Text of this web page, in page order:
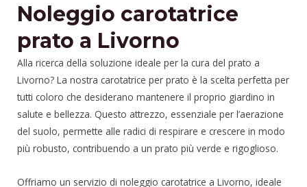
Noleggio carotatrice
prato a Livorno
Alla ricerca della soluzione ideale per la cura del prato a
Livorno? La nostra carotatrice per prato è la scelta perfetta per
tutti coloro che desiderano mantenere il proprio giardino in
salute e bellezza. Questo attrezzo, essenziale per l’aerazione
del suolo, permette alle radici di respirare e crescere in modo
più robusto, contribuendo a un prato più verde e rigoglioso.
Offriamo un servizio di noleggio carotatrice a Livorno, ideale